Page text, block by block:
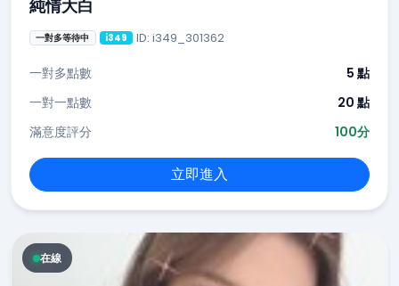
純情大白
一對多等待中 i349 ID: i349_301362
一對多點數
5 點
一對一點數
20 點
滿意度評分
100分
立即進入
在線